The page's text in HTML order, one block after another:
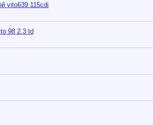
vito639 115cdi
98 2.3 td